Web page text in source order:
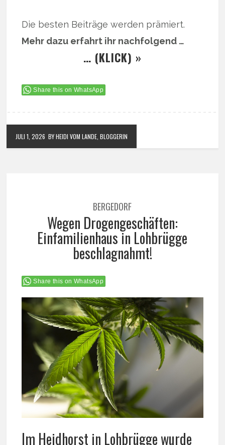
Die besten Beiträge werden prämiert.
Mehr dazu erfahrt ihr nachfolgend …
… (KLICK) »
Share this on WhatsApp
JULI 1, 2026 BY HEIDI VOM LANDE, BLOGGERIN
BERGEDORF
Wegen Drogengeschäften:
Einfamilienhaus in Lohbrügge
beschlagnahmt!
Share this on WhatsApp
Im Heidhorst in Lohbrügge wurde